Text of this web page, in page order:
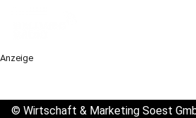
Anzeige
© Wirtschaft & Marketing Soest